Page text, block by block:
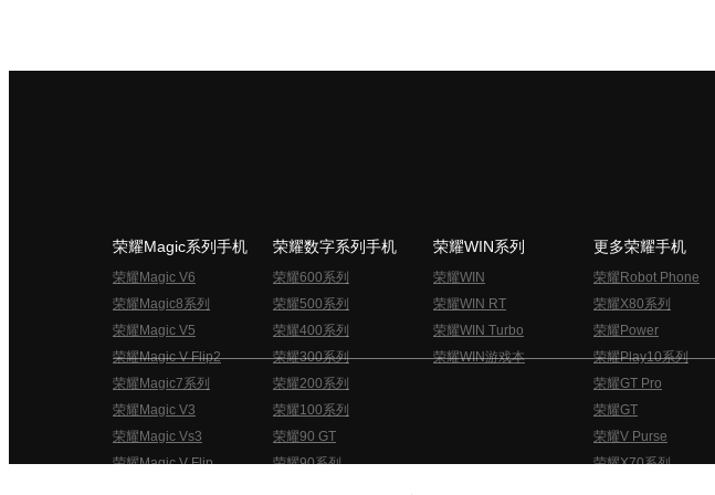
荣耀Magic系列手机
荣耀Magic V6
荣耀Magic8系列
荣耀Magic V5
荣耀Magic V Flip2
荣耀Magic7系列
荣耀Magic V3
荣耀Magic Vs3
荣耀Magic V Flip
荣耀数字系列手机
荣耀600系列
荣耀500系列
荣耀400系列
荣耀300系列
荣耀200系列
荣耀100系列
荣耀90 GT
荣耀90系列
荣耀WIN系列
荣耀WIN
荣耀WIN RT
荣耀WIN Turbo
荣耀WIN游戏本
更多荣耀手机
荣耀Robot Phone
荣耀X80系列
荣耀Power
荣耀Play10系列
荣耀GT Pro
荣耀GT
荣耀V Purse
荣耀X70系列